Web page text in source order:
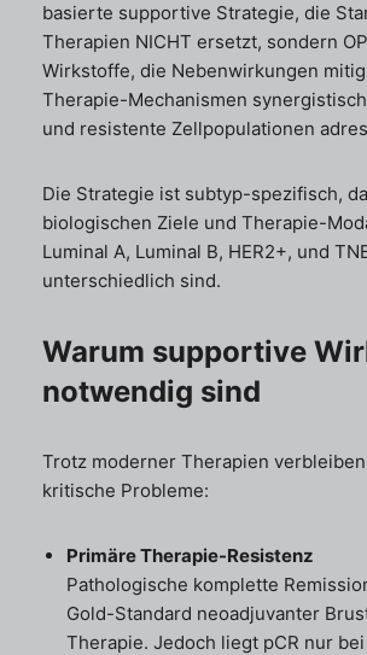
basierte supportive Strategie, die
Therapien NICHT ersetzt, sondern
Wirkstoffe, die Nebenwirkungen
Therapie-Mechanismen
und resistente Zellpopulationen
Die Strategie ist subtyp-spezifisch,
biologischen Ziele und Therapie-
Luminal A, Luminal B, HER2+, und
unterschiedlich sind.
Warum supportive
notwendig sind
Trotz moderner Therapien
kritische Probleme:
Primäre Therapie-Resistenz
Pathologische komplette
Gold-Standard neoadjuvanter
Therapie. Jedoch liegt pCR nur